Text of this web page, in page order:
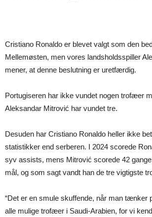
Cristiano Ronaldo er blevet valgt som den
Mellemøsten, men vores landsholdsspiller
mener, at denne beslutning er uretfærdig.
Portugiseren har ikke vundet nogen trofæer
Aleksandar Mitrović har vundet tre.
Desuden har Cristiano Ronaldo heller ikke
statistikker end serberen. I 2024 scorede
syv assists, mens Mitrović scorede 42
mål, og som sagt vandt han de tre vigtigste
“Det er en smule skuffende, når man tænker
alle mulige trofæer i Saudi-Arabien, for vi